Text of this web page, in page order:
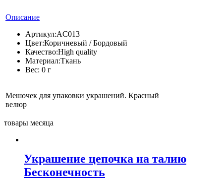
Описание
Артикул:AC013
Цвет:Коричневый / Бордовый
Качество:High quality
Материал:Ткань
Вес: 0 г
Мешочек для упаковки украшений. Красный
велюр
товары месяца
Украшение цепочка на талию
Бесконечность